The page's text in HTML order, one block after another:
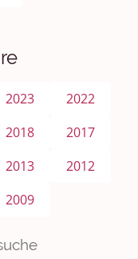
2023
2022
2018
2017
2013
2012
2009